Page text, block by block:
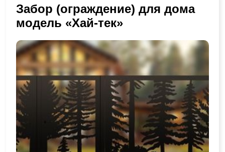
Забор (ограждение) для дома
модель «Хай-тек»